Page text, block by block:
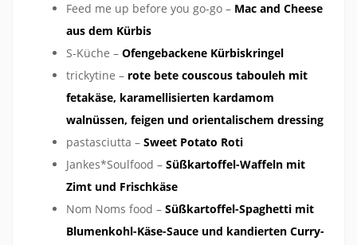
Feed me up before you go-go – Mac and Cheese
aus dem Kürbis
S-Küche – Ofengebackene Kürbiskringel
trickytine – rote bete couscous tabouleh mit
fetakäse, karamellisierten kardamom
walnüssen, feigen und orientalischem dressing
pastasciutta – Sweet Potato Roti
Jankes*Soulfood – Süßkartoffel-Waffeln mit
Zimt und Frischkäse
Nom Noms food – Süßkartoffel-Spaghetti mit
Blumenkohl-Käse-Sauce und kandierten Curry-